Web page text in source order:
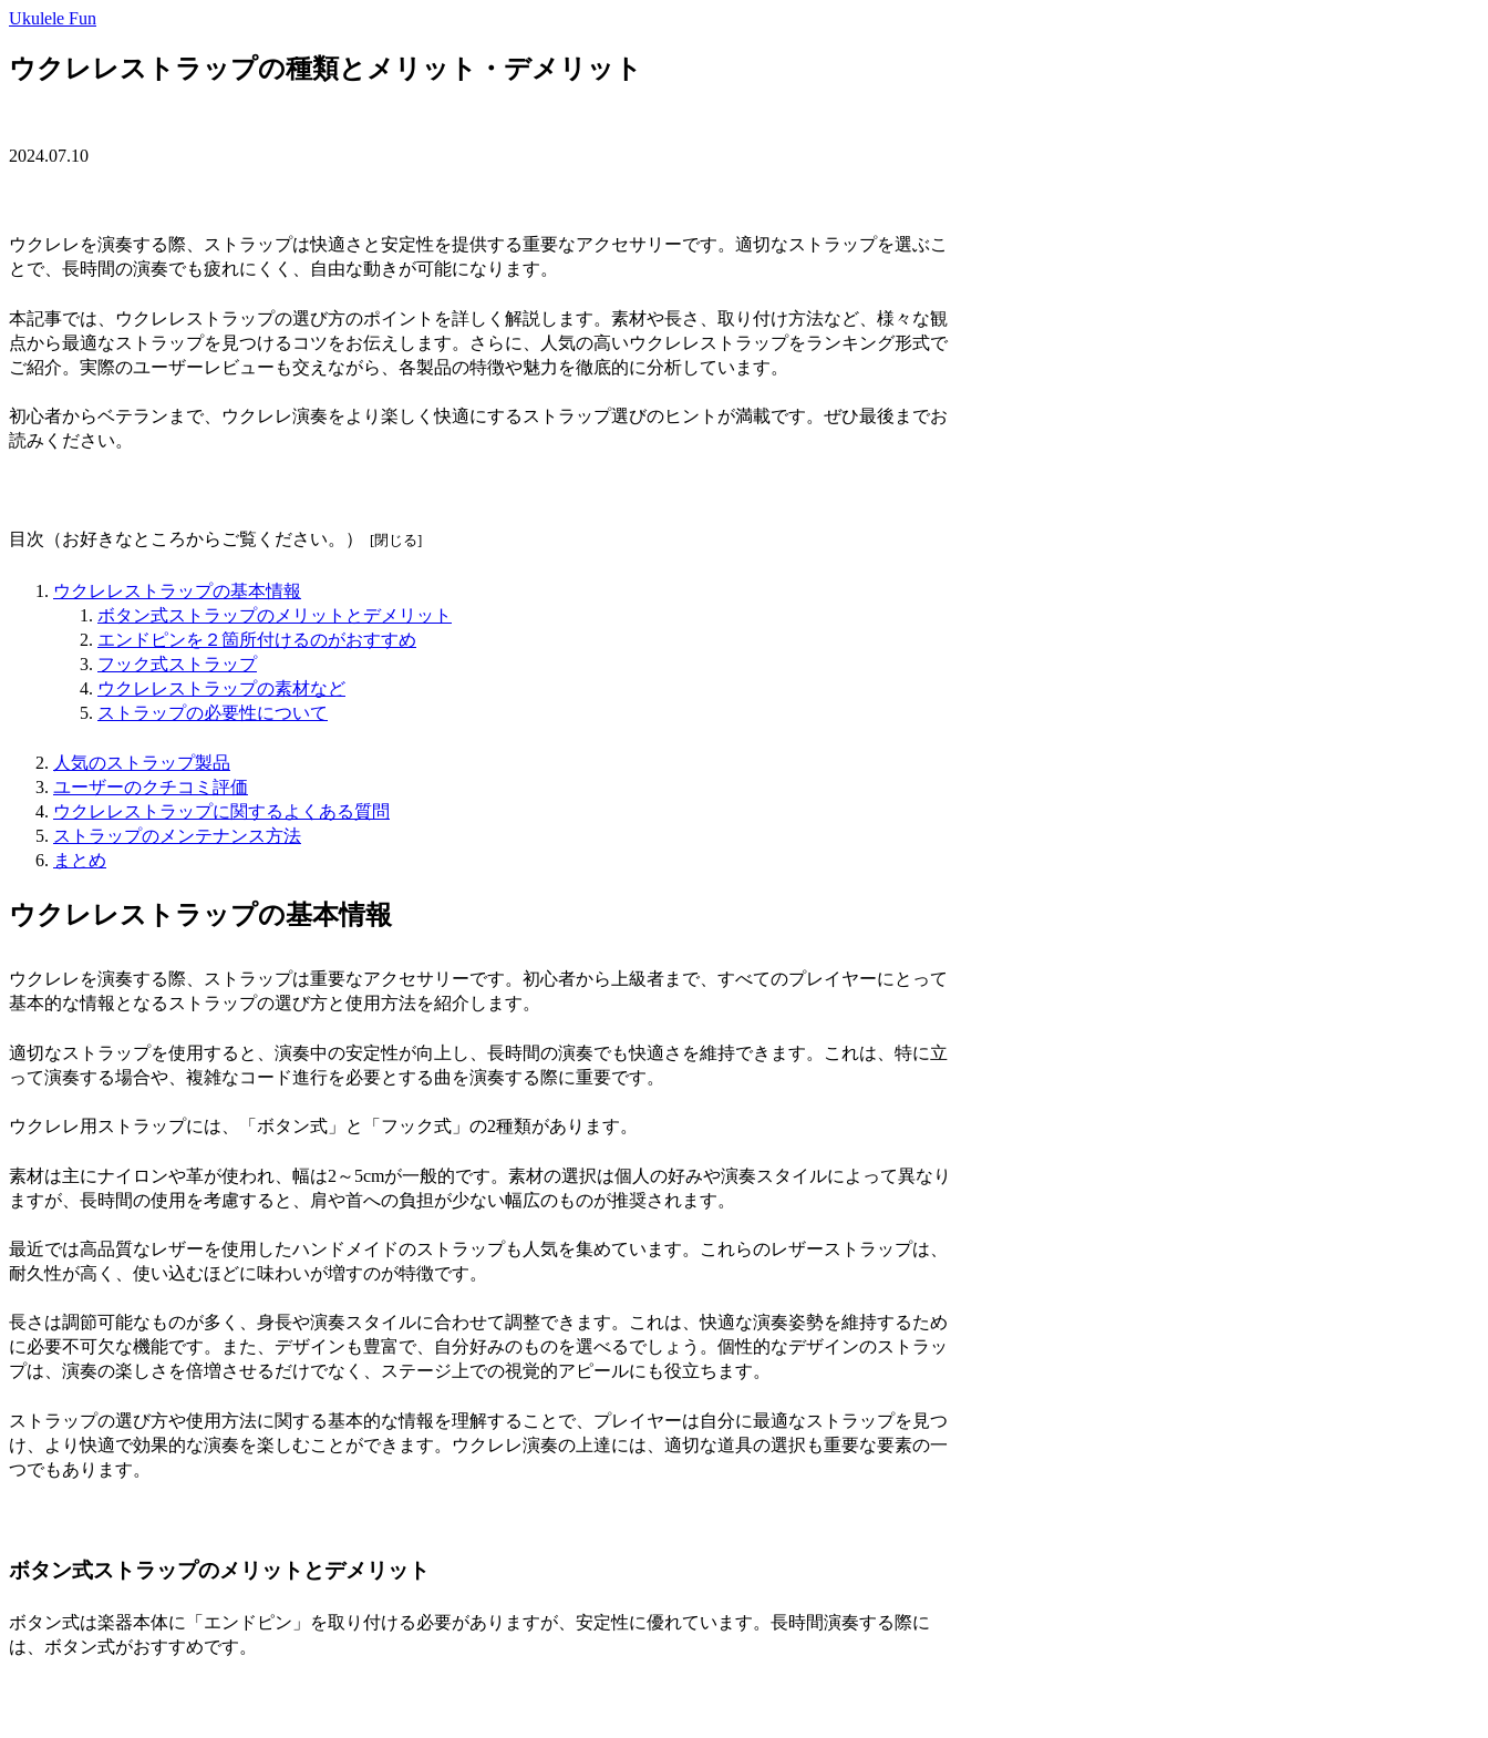
Ukulele Fun
ウクレレストラップの種類とメリット・デメリット
2024.07.10
ウクレレを演奏する際、ストラップは快適さと安定性を提供する重要なアクセサリーです。適切なストラップを選ぶこ
とで、長時間の演奏でも疲れにくく、自由な動きが可能になります。
本記事では、ウクレレストラップの選び方のポイントを詳しく解説します。素材や長さ、取り付け方法など、様々な観
点から最適なストラップを見つけるコツをお伝えします。さらに、人気の高いウクレレストラップをランキング形式で
ご紹介。実際のユーザーレビューも交えながら、各製品の特徴や魅力を徹底的に分析しています。
初心者からベテランまで、ウクレレ演奏をより楽しく快適にするストラップ選びのヒントが満載です。ぜひ最後までお
読みください。
目次（お好きなところからご覧ください。）
ウクレレストラップの基本情報
ボタン式ストラップのメリットとデメリット
エンドピンを２箇所付けるのがおすすめ
フック式ストラップ
ウクレレストラップの素材など
ストラップの必要性について
人気のストラップ製品
ユーザーのクチコミ評価
ウクレレストラップに関するよくある質問
ストラップのメンテナンス方法
まとめ
ウクレレストラップの基本情報
ウクレレを演奏する際、ストラップは重要なアクセサリーです。初心者から上級者まで、すべてのプレイヤーにとって
基本的な情報となるストラップの選び方と使用方法を紹介します。
適切なストラップを使用すると、演奏中の安定性が向上し、長時間の演奏でも快適さを維持できます。これは、特に立
って演奏する場合や、複雑なコード進行を必要とする曲を演奏する際に重要です。
ウクレレ用ストラップには、「ボタン式」と「フック式」の2種類があります。
素材は主にナイロンや革が使われ、幅は2～5cmが一般的です。素材の選択は個人の好みや演奏スタイルによって異なり
ますが、長時間の使用を考慮すると、肩や首への負担が少ない幅広のものが推奨されます。
最近では高品質なレザーを使用したハンドメイドのストラップも人気を集めています。これらのレザーストラップは、
耐久性が高く、使い込むほどに味わいが増すのが特徴です。
長さは調節可能なものが多く、身長や演奏スタイルに合わせて調整できます。これは、快適な演奏姿勢を維持するため
に必要不可欠な機能です。また、デザインも豊富で、自分好みのものを選べるでしょう。個性的なデザインのストラッ
プは、演奏の楽しさを倍増させるだけでなく、ステージ上での視覚的アピールにも役立ちます。
ストラップの選び方や使用方法に関する基本的な情報を理解することで、プレイヤーは自分に最適なストラップを見つ
け、より快適で効果的な演奏を楽しむことができます。ウクレレ演奏の上達には、適切な道具の選択も重要な要素の一
つでもあります。
ボタン式ストラップのメリットとデメリット
ボタン式は楽器本体に「エンドピン」を取り付ける必要がありますが、安定性に優れています。長時間演奏する際に
は、ボタン式がおすすめです。